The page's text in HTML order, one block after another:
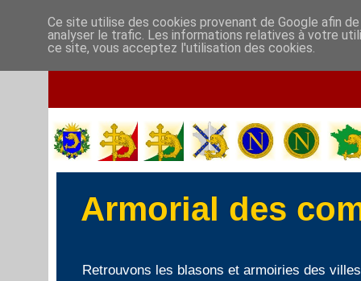
Armorial des
Retrouvons les blasons et armoiries des
Ce site utilise des cookies provenant de Google afin
analyser le trafic. Les informations relatives à votre
ce site, vous acceptez l'utilisation des cookies.